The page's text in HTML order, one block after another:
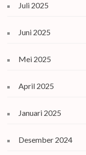
Juli 2025
Juni 2025
Mei 2025
April 2025
Januari 2025
Desember 2024